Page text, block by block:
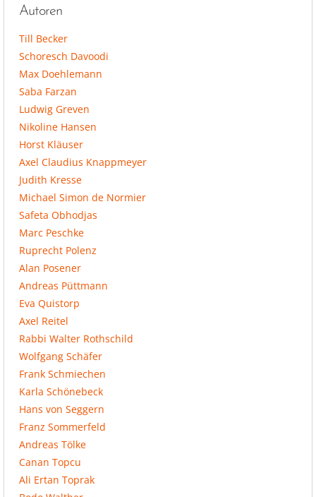
Autoren
Till Becker
Schoresch Davoodi
Max Doehlemann
Saba Farzan
Ludwig Greven
Nikoline Hansen
Horst Kläuser
Axel Claudius Knappmeyer
Judith Kresse
Michael Simon de Normier
Safeta Obhodjas
Marc Peschke
Ruprecht Polenz
Alan Posener
Andreas Püttmann
Eva Quistorp
Axel Reitel
Rabbi Walter Rothschild
Wolfgang Schäfer
Frank Schmiechen
Karla Schönebeck
Hans von Seggern
Franz Sommerfeld
Andreas Tölke
Canan Topcu
Ali Ertan Toprak